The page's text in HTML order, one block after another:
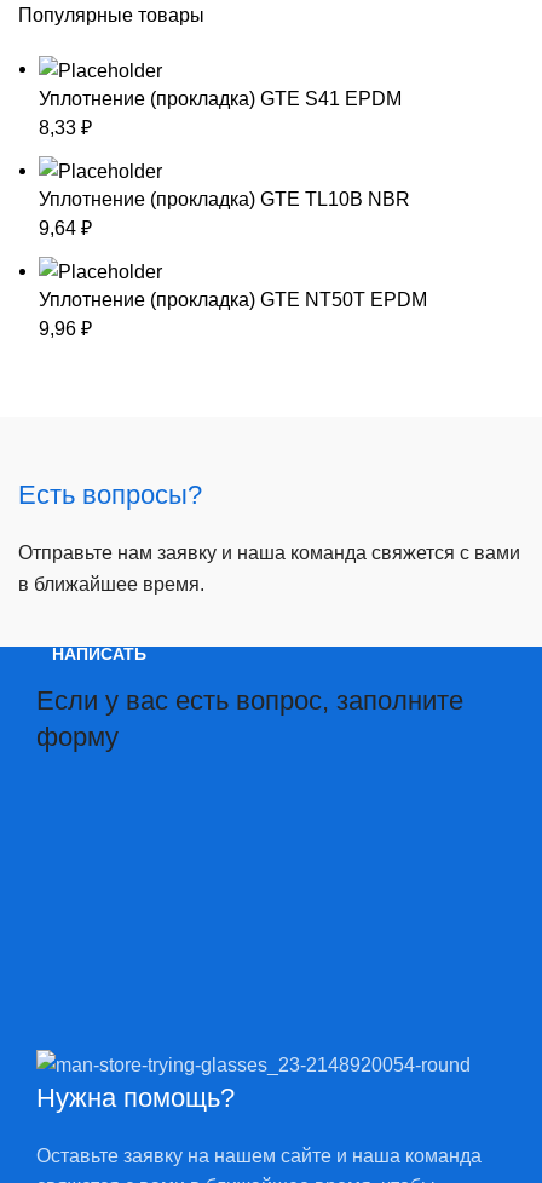
Популярные товары
Уплотнение (прокладка) GTE S41 EPDM
8,33 ₽
Уплотнение (прокладка) GTE TL10B NBR
9,64 ₽
Уплотнение (прокладка) GTE NT50T EPDM
9,96 ₽
Есть вопросы?
Отправьте нам заявку и наша команда свяжется с вами
в ближайшее время.
НАПИСАТЬ
Если у вас есть вопрос, заполните
форму
Нужна помощь?
Оставьте заявку на нашем сайте и наша команда